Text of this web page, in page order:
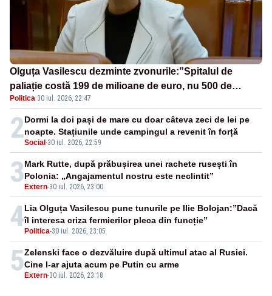
Olguța Vasilescu dezminte zvonurile:”Spitalul de
paliație costă 199 de milioane de euro, nu 500 de
milioane”
Politica·30 iul. 2026, 22:47
2Social -30 iul. 2026, 22:59
Dormi la doi pași de mare cu doar câteva zeci de lei pe
noapte. Stațiunile unde campingul a revenit în forță
3 Extern-30 iul. 2026, 23:00
Mark Rutte, după prăbușirea unei rachete rusești în
Polonia: „Angajamentul nostru este neclintit”
4 Politica-30 iul. 2026, 23:05
Lia Olguța Vasilescu pune tunurile pe Ilie Bolojan:”Dacă
îl interesa criza fermierilor pleca din funcție”
5 Extern-30 iul. 2026, 23:18
Zelenski face o dezvăluire după ultimul atac al Rusiei.
Cine l-ar ajuta acum pe Putin cu arme